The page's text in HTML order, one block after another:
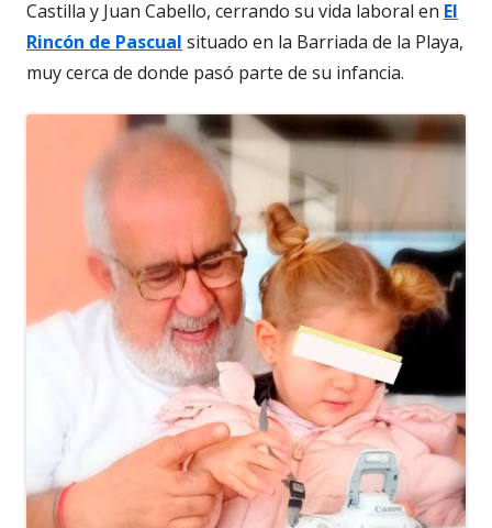
Castilla y Juan Cabello, cerrando su vida laboral en El
Rincón de Pascual situado en la Barriada de la Playa,
muy cerca de donde pasó parte de su infancia.